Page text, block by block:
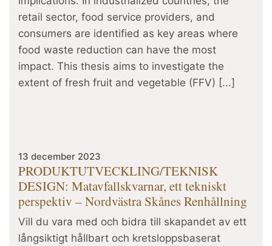
retail sector, food service providers, and
consumers are identified as key areas where
food waste reduction can have the most
impact. This thesis aims to investigate the
extent of fresh fruit and vegetable (FFV) [...]
13 december 2023
PRODUKTUTVECKLING/TEKNISK
DESIGN: Matavfallskvarnar, ett tekniskt
perspektiv – Nordvästra Skånes Renhållning
Vill du vara med och bidra till skapandet av ett
långsiktigt hållbart och kretsloppsbaserat